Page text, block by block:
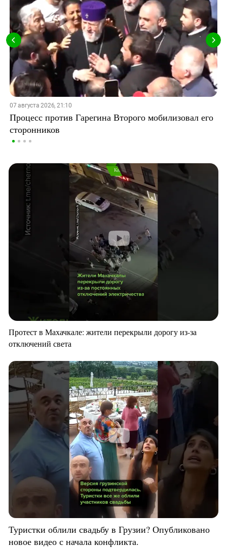
07 августа 2026, 21:10
Процесс против Гарегина Второго мобилизовал его
сторонников
Протест в Махачкале: жители перекрыли дорогу из-за
отключений света
Туристки облили свадьбу в Грузии? Опубликовано
новое видео с начала конфликта.